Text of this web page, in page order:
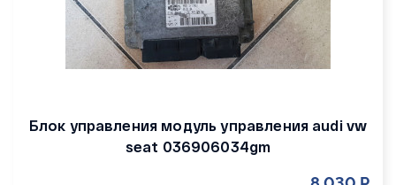
Блок управления модуль управления audi vw
seat 036906034gm